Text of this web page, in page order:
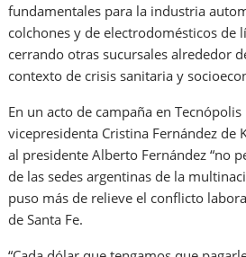
fundamentales para la industria
colchones y de electrodomésticos de
cerrando otras sucursales alrededor
contexto de crisis sanitaria y
En un acto de campaña en
vicepresidenta Cristina Fernández de
al presidente Alberto Fernández “no
de las sedes argentinas de la
puso más de relieve el conflicto
de Santa Fe.